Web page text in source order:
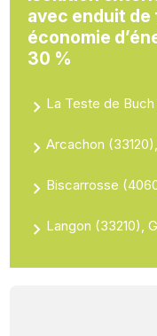
avec enduit
économie
30 %
La Teste de
Arcachon
Biscarrosse
Langon (33210),